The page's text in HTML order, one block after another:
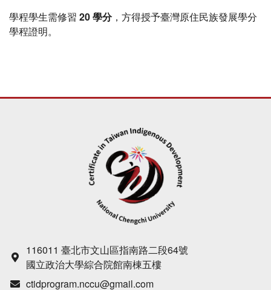
學程學生需修習 20 學分，方得授予臺灣原住民族發展學分
學程證明。
116011 臺北市文山區指南路二段64號
國立政治大學綜合院館南棟五樓
ctidprogram.nccu@gmail.com